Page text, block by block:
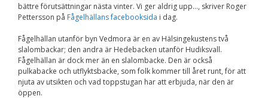
bättre förutsättningar nästa vinter. Vi ger aldrig upp…, skriver Roger
Pettersson på Fågelhällans facebooksida i dag.
Fågelhällan utanför byn Vedmora är en av Hälsingekustens två
slalombackar; den andra är Hedebacken utanför Hudiksvall.
Fågelhällan är dock mer än en slalombacke. Den är också
pulkabacke och utflyktsbacke, som folk kommer till året runt, för att
njuta av utsikten och vad toppstugan har att erbjuda, när den är
öppen.
förbättra
hemsidans
och
uppbyggnad,
baserat på
hur
hemsidan